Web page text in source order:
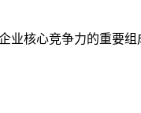
核心竞争力的重要